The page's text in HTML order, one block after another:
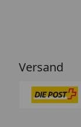
Versand